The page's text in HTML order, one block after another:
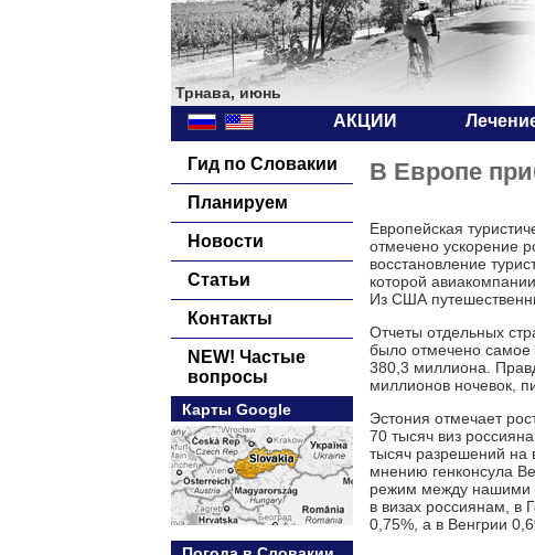
Трнава, июнь
АКЦИИ
Гид по Словакии
Планируем
Новости
Статьи
Контакты
NEW! Частые
вопросы
Карты Google
В Европе
Европейская
отмечено ускорение
восстановление
которой
Из США
Отчеты отдельных
было отмечено самое
380,3 миллиона.
миллионов ночевок,
Эстония отмечает
70 тысяч виз
тысяч разрешений на
мнению генконсула
режим между нашими
в визах россиянам, в
0,75%, а в Венгрии